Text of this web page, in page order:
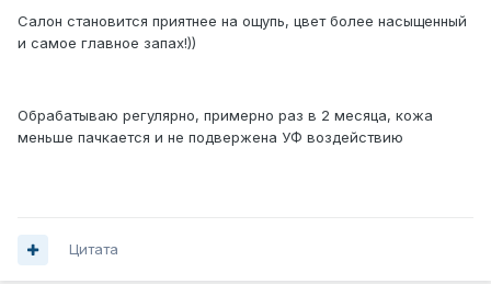
Салон становится приятнее на ощупь, цвет более насыщенный
и самое главное запах!))
Обрабатываю регулярно, примерно раз в 2 месяца, кожа
меньше пачкается и не подвержена УФ воздействию
Цитата